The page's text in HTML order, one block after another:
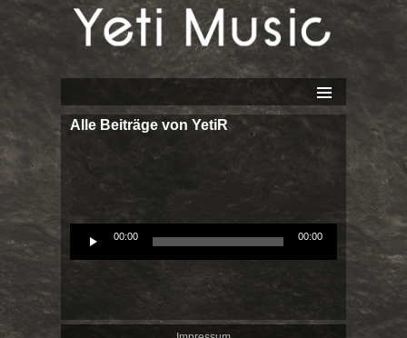
SPRINGE
ZUM
Alle Beiträge von YetiR
Audio
Player
00:00 00:00